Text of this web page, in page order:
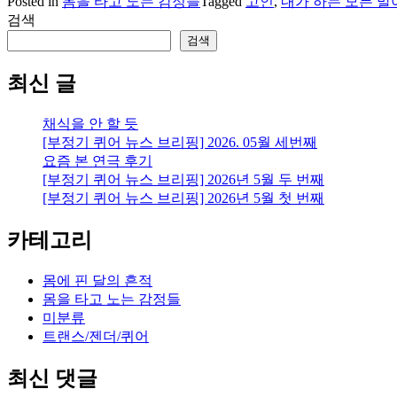
검색
검색
최신 글
채식을 안 할 듯
[부정기 퀴어 뉴스 브리핑] 2026. 05월 세번째
요즘 본 연극 후기
[부정기 퀴어 뉴스 브리핑] 2026년 5월 두 번째
[부정기 퀴어 뉴스 브리핑] 2026년 5월 첫 번째
카테고리
몸에 핀 달의 흔적
몸을 타고 노는 감정들
미분류
트랜스/젠더/퀴어
최신 댓글